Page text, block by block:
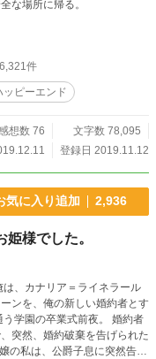
な場所に帰る。
件
ッピーエンド
想数 76
文字数 78,095
登録日 2019.11.12
気に入り追加 2,936
様でした。
ンを、俺の新しい婚約者とす
突然、婚約破棄を告げられた